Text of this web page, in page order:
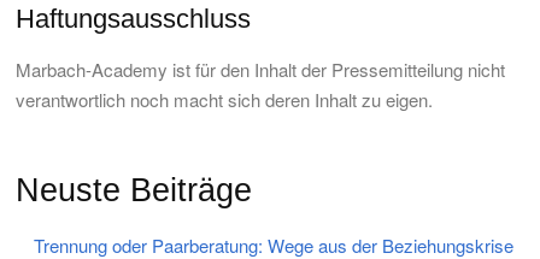
Haftungsausschluss
Marbach-Academy ist für den Inhalt der Pressemitteilung nicht
verantwortlich noch macht sich deren Inhalt zu eigen.
Neuste Beiträge
Trennung oder Paarberatung: Wege aus der Beziehungskrise